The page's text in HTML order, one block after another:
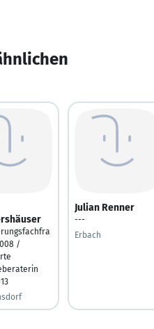
/
Julian Renner
---
Erbach